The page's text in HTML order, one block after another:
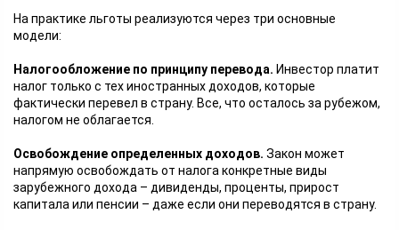
На практике льготы реализуются через три основные
модели:
Налогообложение по принципу перевода. Инвестор платит
налог только с тех иностранных доходов, которые
фактически перевел в страну. Все, что осталось за рубежом,
налогом не облагается.
Освобождение определенных доходов. Закон может
напрямую освобождать от налога конкретные виды
зарубежного дохода – дивиденды, проценты, прирост
капитала или пенсии – даже если они переводятся в страну.